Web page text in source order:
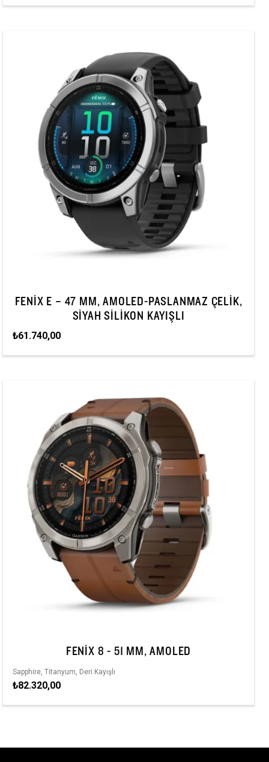
FENIX E – 47 MM, AMOLED-PASLANMAZ ÇELIK,
SIYAH SILIKON KAYIŞLI
₺61.740,00
FENIX 8 - 51 MM, AMOLED
Sapphire, Titanyum, Deri Kayışlı
₺82.320,00